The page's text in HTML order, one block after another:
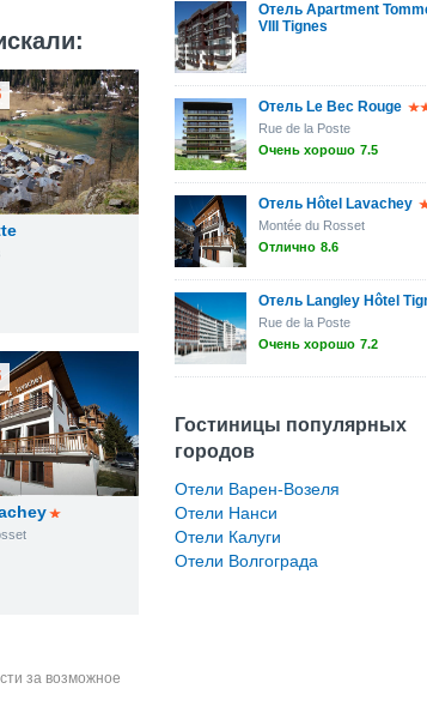
за возможное
Отель Apartment
VIII Tignes
Отель Le Bec Rouge
Rue de la Poste
Очень хорошо 7.5
Отель Hôtel Lavachey
Montée du Rosset
Отлично 8.6
Отель Langley Hôtel
Rue de la Poste
Очень хорошо 7.2
Гостиницы популярных
городов
Отели Варен-Возеля
Отели Нанси
Отели Калуги
Отели Волгограда